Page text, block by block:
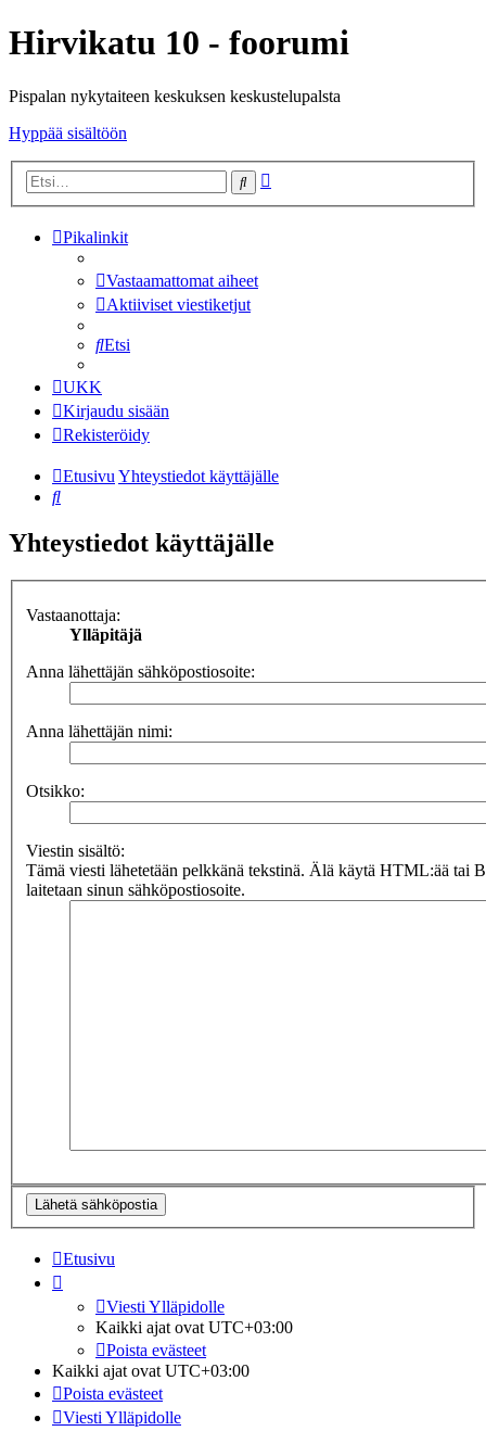
Hirvikatu 10 - foorumi
Pispalan nykytaiteen keskuksen keskustelupalsta
Hyppää sisältöön
Etsi
Pikalinkit
Vastaamattomat aiheet
Aktiiviset viestiketjut
Etsi
UKK
Kirjaudu sisään
Rekisteröidy
EtusivuYhteystiedot käyttäjälle
Etsi
Yhteystiedot käyttäjälle
Vastaanottaja:
Ylläpitäjä
Anna lähettäjän sähköpostiosoite:
Anna lähettäjän nimi:
Otsikko:
Viestin sisältö:
Tämä viesti lähetetään pelkkänä tekstinä. Älä käytä HTML:ää tai
laitetaan sinun sähköpostiosoite.
Etusivu
Viesti Ylläpidolle
Kaikki ajat ovatUTC+03:00
Poista evästeet
Kaikki ajat ovatUTC+03:00
Poista evästeet
Viesti Ylläpidolle